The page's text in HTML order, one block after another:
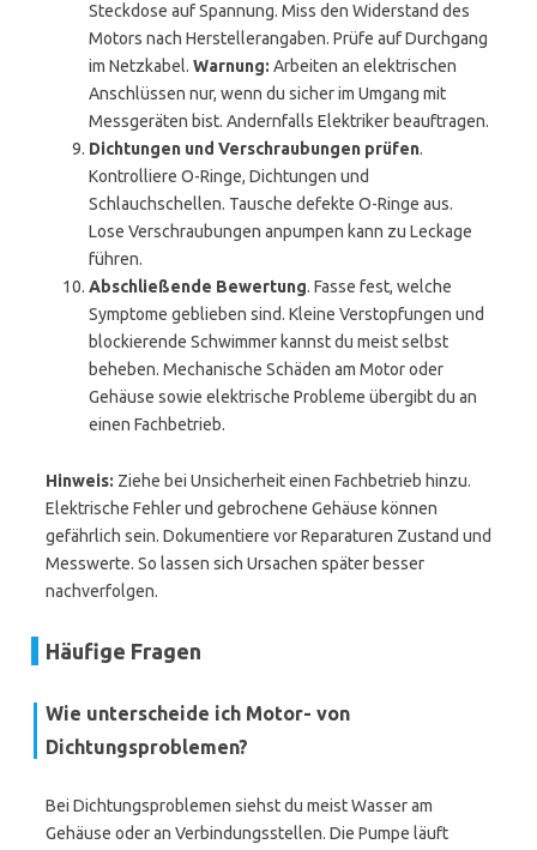
Steckdose auf Spannung. Miss den Widerstand des
Motors nach Herstellerangaben. Prüfe auf Durchgang
im Netzkabel. Warnung: Arbeiten an elektrischen
Anschlüssen nur, wenn du sicher im Umgang mit
Messgeräten bist. Andernfalls Elektriker beauftragen.
Dichtungen und Verschraubungen prüfen.
Kontrolliere O-Ringe, Dichtungen und
Schlauchschellen. Tausche defekte O-Ringe aus.
Lose Verschraubungen anpumpen kann zu Leckage
führen.
Abschließende Bewertung. Fasse fest, welche
Symptome geblieben sind. Kleine Verstopfungen und
blockierende Schwimmer kannst du meist selbst
beheben. Mechanische Schäden am Motor oder
Gehäuse sowie elektrische Probleme übergibt du an
einen Fachbetrieb.
Hinweis: Ziehe bei Unsicherheit einen Fachbetrieb hinzu.
Elektrische Fehler und gebrochene Gehäuse können
gefährlich sein. Dokumentiere vor Reparaturen Zustand und
Messwerte. So lassen sich Ursachen später besser
nachverfolgen.
Häufige Fragen
Wie unterscheide ich Motor- von
Dichtungsproblemen?
Bei Dichtungsproblemen siehst du meist Wasser am
Gehäuse oder an Verbindungsstellen. Die Pumpe läuft